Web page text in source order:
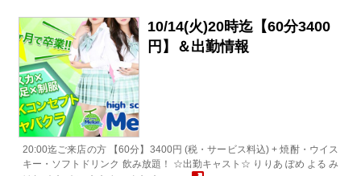
10/14(火)20時迄【60分3400
円】＆出勤情報
20:00迄ご来店の方 【60分】3400円 (税・サービス料込) + 焼酎・ウイス
キー・ソフトドリンク 飲み放題！ ☆出勤キャスト☆ りりあ ぽめ よる み